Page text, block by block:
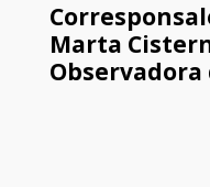
Marta
Observadora